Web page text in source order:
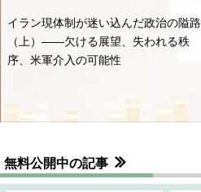
イラン現体制が迷い込んだ政治の隘路
（上）――欠ける展望、失われる秩
序、米軍介入の可能性
無料公開中の記事